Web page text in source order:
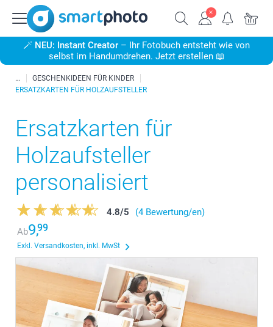
🪄 NEU: Instant Creator – Ihr Fotobuch entsteht wie von
selbst im Handumdrehen. Jetzt erstellen 📖
GESCHENKIDEEN FÜR KINDER
ERSATZKARTEN FÜR HOLZAUFSTELLER
Ersatzkarten für
Holzaufsteller
personalisiert
4.8/5
(4 Bewertung/en)
Ab9,99
Exkl. Versandkosten, inkl. MwSt